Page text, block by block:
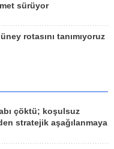
sürüyor
rotasını tanımıyoruz
çöktü; koşulsuz
stratejik aşağılanmaya